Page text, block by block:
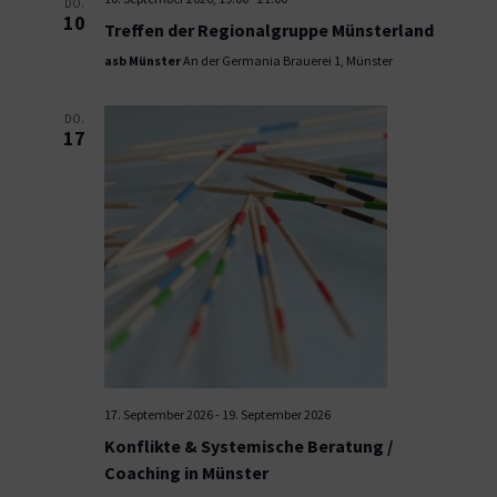
DO.
10 Treffen der Regionalgruppe Münsterland
asb MünsterAn der Germania Brauerei 1, Münster
DO.
17
17. September 2026- 19. September 2026
Konflikte & Systemische Beratung /
Coaching in Münster